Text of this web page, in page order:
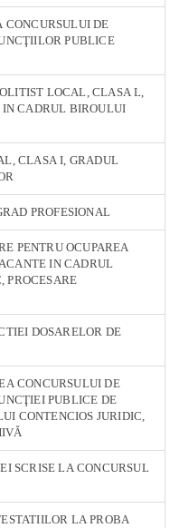
CONCURSULUI DE
PUBLICE
LOCAL, CLASA L,
IN CADRUL BIROULUI
CLASA I, GRADUL
PROFESIONAL
PENTRU OCUPAREA
IN CADRUL
PROCESARE
DOSARELOR DE
CONCURSULUI DE
PUBLICE DE
CONTENCIOS JURIDIC,
SCRISE LA CONCURSUL
LA PROBA